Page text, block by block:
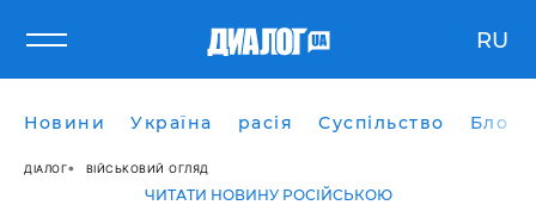
RU
Новини Україна расія Суспільство Блоги
ДІАЛОГ ВІЙСЬКОВИЙ ОГЛЯД
ЧИТАТИ НОВИНУ РОСІЙСЬКОЮ